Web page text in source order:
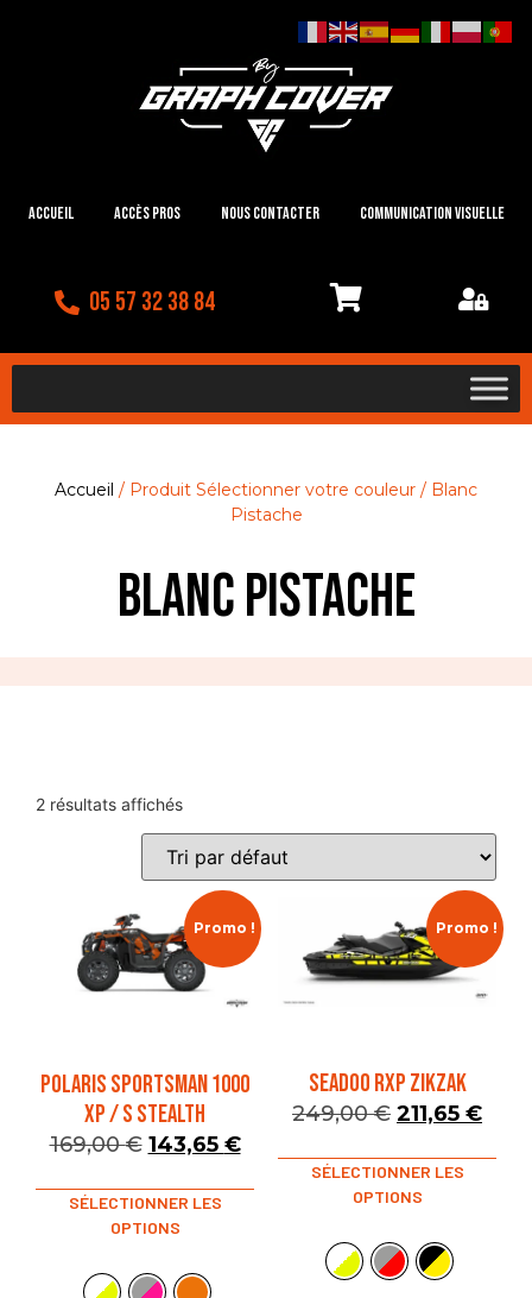
Accueil Accès Pros Nous contacter Communication visuelle
05 57 32 38 84
Accueil / Produit Sélectionner votre couleur / Blanc
Pistache
Blanc Pistache
2 résultats affichés
Promo !
POLARIS SPORTSMAN 1000
XP / S STEALTH
169,00€ 143,65 €
SÉLECTIONNER LES
OPTIONS
Promo !
SEADOO RXP ZIKZAK
249,00€ 211,65 €
SÉLECTIONNER LES
OPTIONS